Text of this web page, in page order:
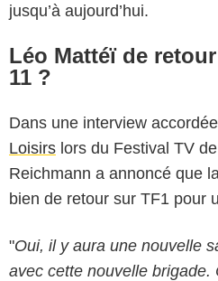
jusqu’à aujourd’hui.
Léo Mattéï de
11 ?
Dans une interview
Loisirs lors du Festival TV
Reichmann a annoncé que
bien de retour sur TF1 pour
"Oui, il y aura une nouvelle
avec cette nouvelle brigade.